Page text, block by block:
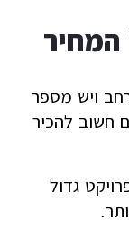
המחיר
ויש מספר
חשוב להכיר
גדול